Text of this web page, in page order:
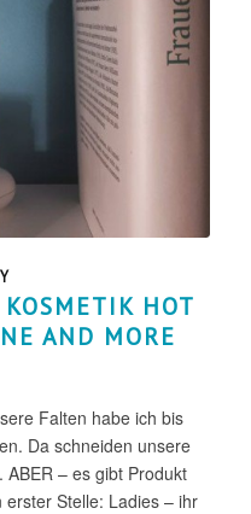
HOT
AND MORE
Falten habe ich bis
Da schneiden unsere
– es gibt Produkt
Stelle: Ladies – ihr